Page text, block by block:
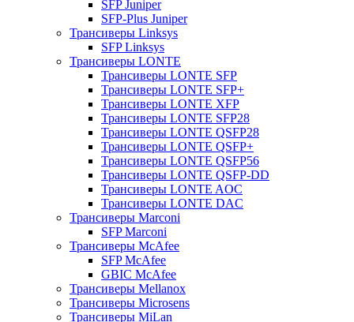
SFP Juniper
SFP-Plus Juniper
Трансиверы Linksys
SFP Linksys
Трансиверы LONTE
Трансиверы LONTE SFP
Трансиверы LONTE SFP+
Трансиверы LONTE XFP
Трансиверы LONTE SFP28
Трансиверы LONTE QSFP28
Трансиверы LONTE QSFP+
Трансиверы LONTE QSFP56
Трансиверы LONTE QSFP-DD
Трансиверы LONTE AOC
Трансиверы LONTE DAC
Трансиверы Marconi
SFP Marconi
Трансиверы McAfee
SFP McAfee
GBIC McAfee
Трансиверы Mellanox
Трансиверы Microsens
Трансиверы MiLan